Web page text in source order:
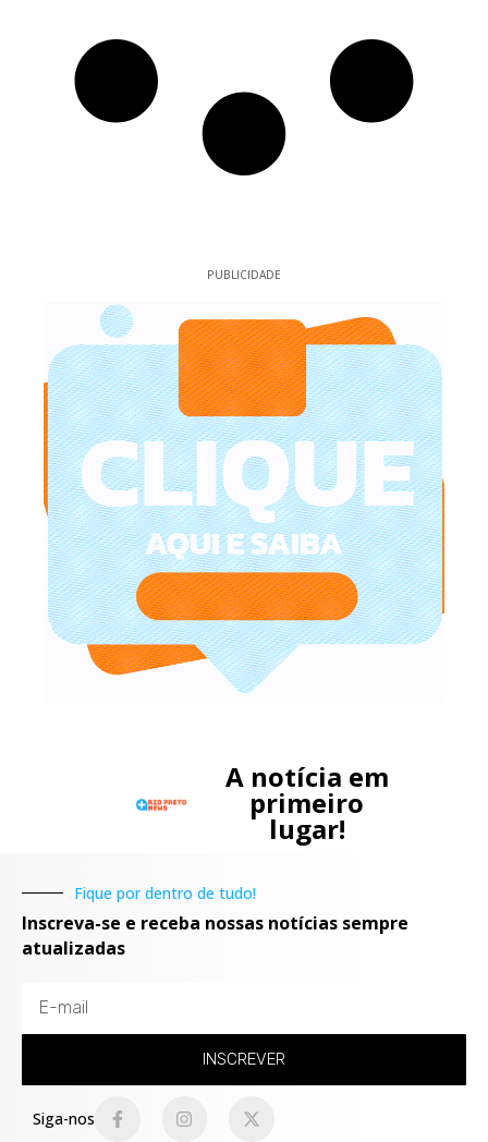
PUBLICIDADE
A notícia em
primeiro
lugar!
Fique por dentro de tudo!
Inscreva-se e receba nossas notícias sempre
atualizadas
INSCREVER
Siga-nos